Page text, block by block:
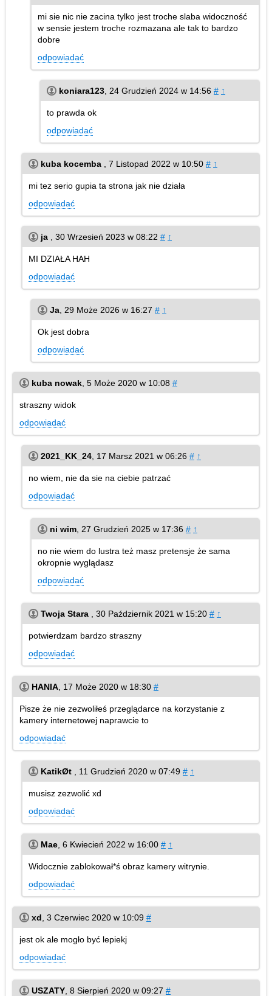
mi sie nic nie zacina tylko jest troche slaba widoczność
w sensie jestem troche rozmazana ale tak to bardzo
dobre
odpowiadać
koniara123 24 Grudzień 2024 w 14:56 # ↑
to prawda ok
odpowiadać
kuba kocemba 7 Listopad 2022 w 10:50 # ↑
mi tez serio gupia ta strona jak nie działa
odpowiadać
ja 30 Wrzesień 2023 w 08:22 # ↑
MI DZIAŁA HAH
odpowiadać
Ja 29 Może 2026 w 16:27 # ↑
Ok jest dobra
odpowiadać
kuba nowak 5 Może 2020 w 10:08 #
straszny widok
odpowiadać
2021_KK_24 17 Marsz 2021 w 06:26 # ↑
no wiem, nie da sie na ciebie patrzać
odpowiadać
ni wim 27 Grudzień 2025 w 17:36 # ↑
no nie wiem do lustra też masz pretensje że sama
okropnie wyglądasz
odpowiadać
Twoja Stara 30 Październik 2021 w 15:20 # ↑
potwierdzam bardzo straszny
odpowiadać
HANIA 17 Może 2020 w 18:30 #
Pisze że nie zezwoliłeś przeglądarce na korzystanie z
kamery internetowej naprawcie to
odpowiadać
KatikØt 11 Grudzień 2020 w 07:49 # ↑
musisz zezwolić xd
odpowiadać
Mae 6 Kwiecień 2022 w 16:00 # ↑
Widocznie zablokował*ś obraz kamery witrynie.
odpowiadać
xd 3 Czerwiec 2020 w 10:09 #
jest ok ale mogło być lepiekj
odpowiadać
USZATY 8 Sierpień 2020 w 09:27 #